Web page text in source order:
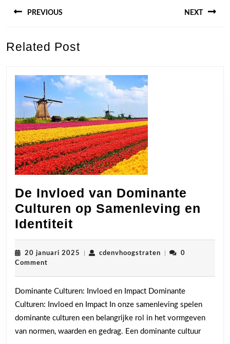
PREVIOUS
post:
NEXT
Related Post
De Invloed van Dominante
Culturen op Samenleving en
Identiteit
Invloed
van
Culturen
op
Samenleving
en
20 januari 2025 20
cdenvhoogstratencdenvhoogstraten
0
Comment
Dominante Culturen: Invloed en Impact Dominante
Culturen: Invloed en Impact In onze samenleving spelen
dominante culturen een belangrijke rol in het vormgeven
van normen, waarden en gedrag. Een dominante cultuur